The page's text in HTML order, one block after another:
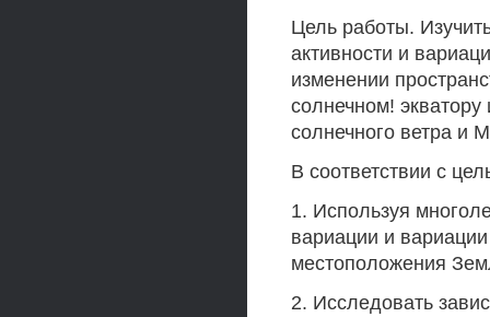
Цель работы.
активности и
изменении
солнечном! экватору
солнечного ветра и
В соответствии с
1. Используя
вариации и
местоположения
2. Исследовать